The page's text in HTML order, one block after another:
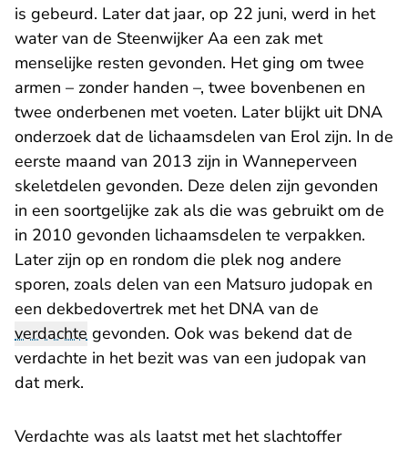
is gebeurd. Later dat jaar, op 22 juni, werd in het
water van de Steenwijker Aa een zak met
menselijke resten gevonden. Het ging om twee
armen – zonder handen –, twee bovenbenen en
twee onderbenen met voeten. Later blijkt uit DNA
onderzoek dat de lichaamsdelen van Erol zijn. In de
eerste maand van 2013 zijn in Wanneperveen
skeletdelen gevonden. Deze delen zijn gevonden
in een soortgelijke zak als die was gebruikt om de
in 2010 gevonden lichaamsdelen te verpakken.
Later zijn op en rondom die plek nog andere
sporen, zoals delen van een Matsuro judopak en
een dekbedovertrek met het DNA van de
verdachte gevonden. Ook was bekend dat de
verdachte in het bezit was van een judopak van
dat merk.
Verdachte was als laatst met het slachtoffer